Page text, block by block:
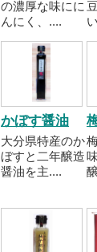
の濃厚な味にに
んにく、....
かぼす醤油
大分県特産のか
ぼすと二年醸造
醤油を主....